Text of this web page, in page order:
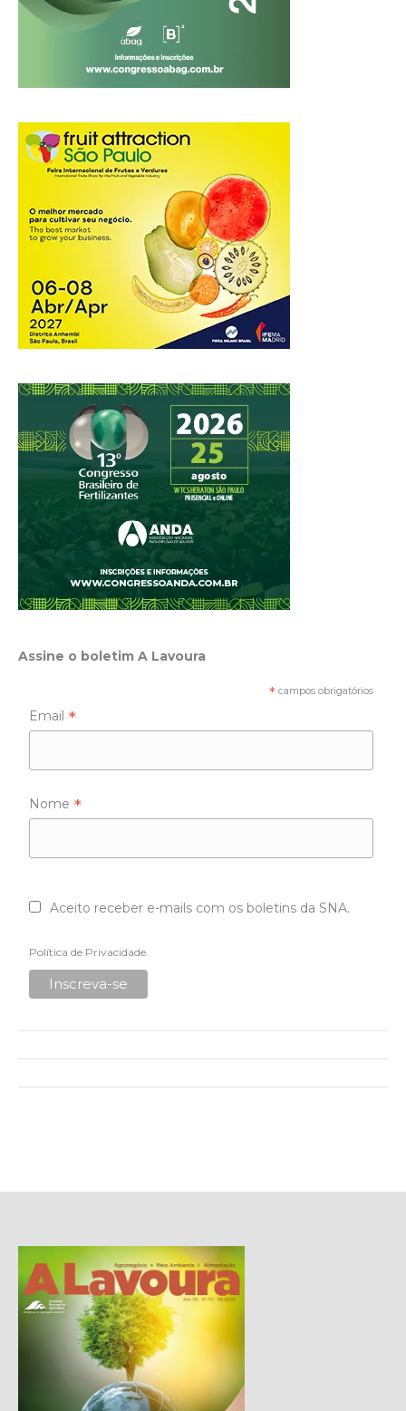
Assine o boletim A Lavoura
* campos obrigatórios
Email *
Nome *
Aceito receber e-mails com os boletins da SNA.
Política de Privacidade